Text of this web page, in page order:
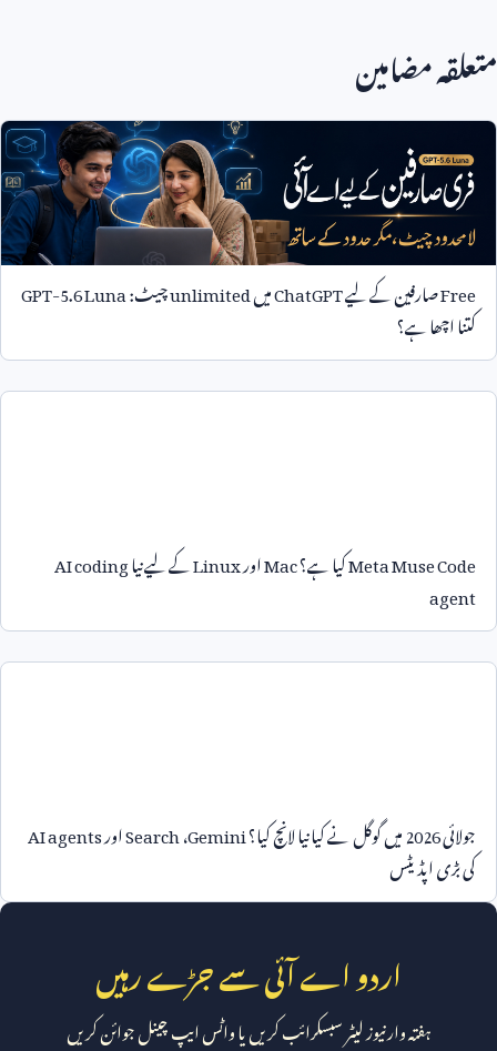
متعلقہ مضامین
Freeصارفین کے لیےChatGPTمیںunlimitedچیٹ:GPT-5.6 Luna
کتنا اچھا ہے؟
Meta Muse Codeکیا ہے؟MacاورLinuxکے لیے نیاAI coding
agent
جولائی2026میں گوگل نے کیا نیا لانچ کیا؟Gemini،SearchاورAI agents
کی بڑی اپڈیٹس
اردو اے آئی سے جڑے رہیں
ہفتہ وار نیوز لیٹر سبسکرائب کریں یا واٹس ایپ چینل جوائن کریں